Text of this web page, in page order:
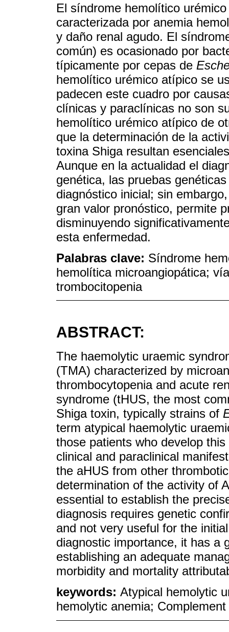
El síndrome hemolítico
caracterizada por anemia
y daño renal agudo. El
común) es ocasionado por
típicamente por cepas de
hemolítico urémico atípico se
padecen este cuadro por
clínicas y paraclínicas no son
hemolítico urémico atípico de
que la determinación de la
toxina Shiga resultan
Aunque en la actualidad el
genética, las pruebas
diagnóstico inicial; sin
gran valor pronóstico, permite
disminuyendo
esta enfermedad.
Palabras clave: Síndrome
hemolítica microangiopática;
trombocitopenia
ABSTRACT:
The haemolytic uraemic
(TMA) characterized by
thrombocytopenia and acute
syndrome (tHUS, the most
Shiga toxin, typically strains of
term atypical haemolytic
those patients who develop
clinical and paraclinical
the aHUS from other
determination of the activity of
essential to establish the
diagnosis requires genetic
and not very useful for the
diagnostic importance, it has a
establishing an adequate
morbidity and mortality
keywords: Atypical hemolytic
hemolytic anemia;